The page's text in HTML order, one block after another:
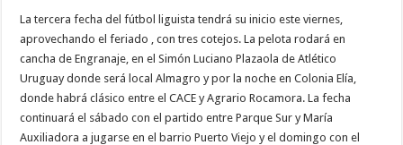
La tercera fecha del fútbol liguista tendrá su inicio este viernes,
aprovechando el feriado , con tres cotejos. La pelota rodará en
cancha de Engranaje, en el Simón Luciano Plazaola de Atlético
Uruguay donde será local Almagro y por la noche en Colonia Elía,
donde habrá clásico entre el CACE y Agrario Rocamora. La fecha
continuará el sábado con el partido entre Parque Sur y María
Auxiliadora a jugarse en el barrio Puerto Viejo y el domingo con el